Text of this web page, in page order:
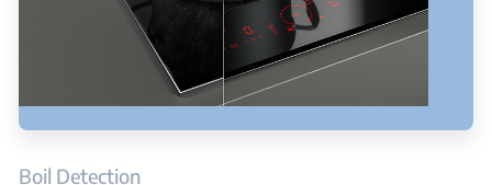
Boil Detection